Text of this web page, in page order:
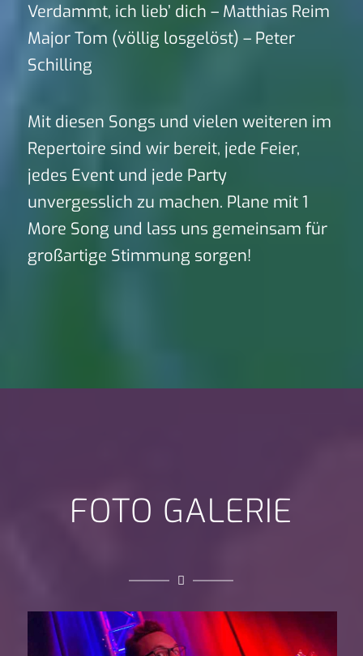
Verdammt, ich lieb’ dich – Matthias Reim
Major Tom (völlig losgelöst) – Peter
Schilling
Mit diesen Songs und vielen weiteren im
Repertoire sind wir bereit, jede Feier,
jedes Event und jede Party
unvergesslich zu machen. Plane mit 1
More Song und lass uns gemeinsam für
großartige Stimmung sorgen!
FOTO GALERIE